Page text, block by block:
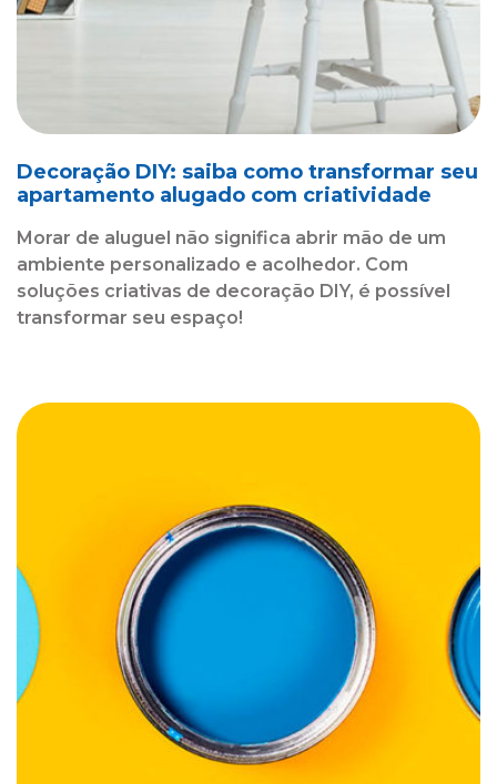
Decoração DIY: saiba como transformar seu
apartamento alugado com criatividade
Morar de aluguel não significa abrir mão de um
ambiente personalizado e acolhedor. Com
soluções criativas de decoração DIY, é possível
transformar seu espaço!